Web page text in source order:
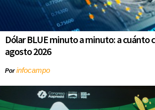
Dólar BLUE minuto a minuto: a cuánto
agosto 2026
Porinfocampo